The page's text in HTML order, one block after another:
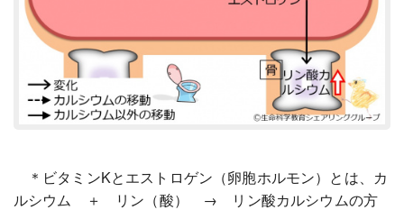
＊ビタミンKとエストロゲン（卵胞ホルモン）とは、カ
ルシウム ＋ リン（酸） → リン酸カルシウムの方